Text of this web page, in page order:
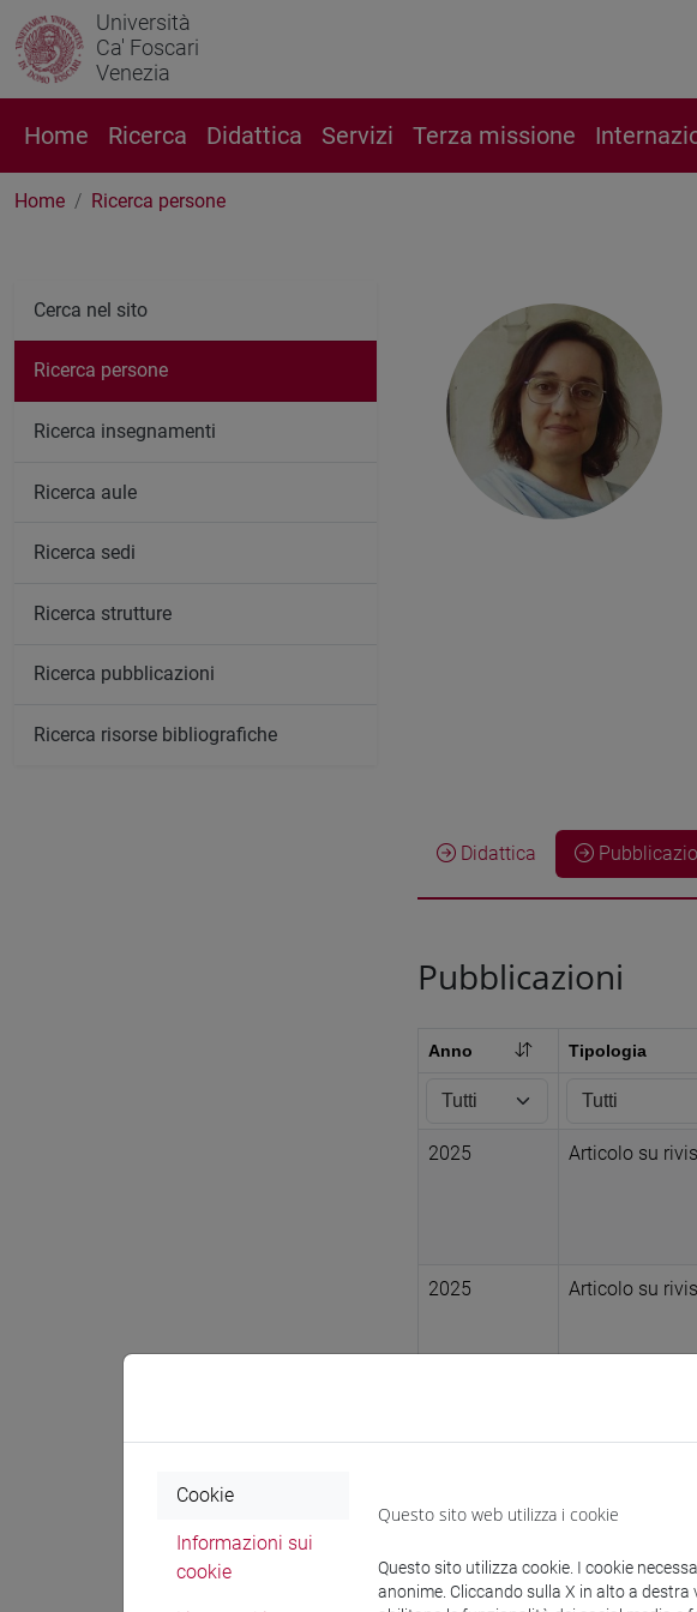
Università
Ca' Foscari
Venezia
Home Ricerca Didattica Servizi Terza missione
Home Ricerca persone
Didattica
Pubblicazioni
Anno Tipologia
2025 Articolo su
2025 Articolo su
2024
Monografia o
Cerca nel sito
Ricerca persone
Ricerca insegnamenti
Ricerca aule
Ricerca sedi
Ricerca strutture
Ricerca pubblicazioni
Ricerca risorse bibliografiche
Cookie
Informazioni sui
cookie
Questo sito web utilizza i cookie
Questo sito utilizza cookie. I cookie
anonime. Cliccando sulla X in alto a